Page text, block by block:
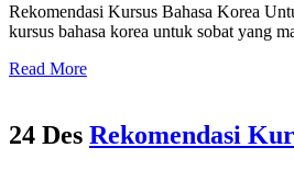
Rekomendasi Kursus Bahasa Korea
kursus bahasa korea untuk sobat yang
Read More
24 Des Rekomendasi